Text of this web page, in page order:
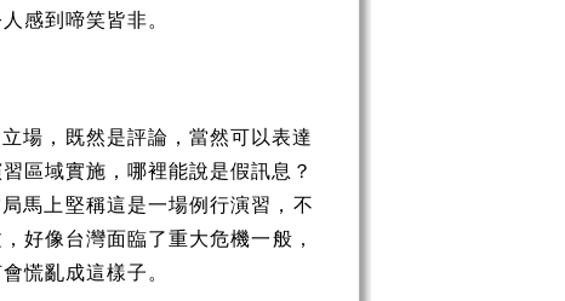
感到啼笑皆非。
場，既然是評論，當然可以表達
區域實施，哪裡能說是假訊息？
馬上堅稱這是一場例行演習，不
好像台灣面臨了重大危機一般，
慌亂成這樣子。